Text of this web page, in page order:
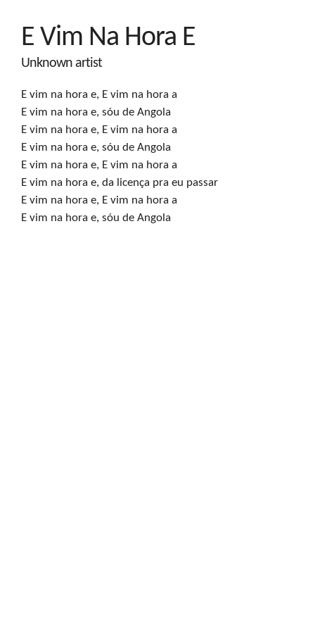
E Vim Na Hora E
Unknown artist
E vim na hora e, E vim na hora a
E vim na hora e, sóu de Angola
E vim na hora e, E vim na hora a
E vim na hora e, sóu de Angola
E vim na hora e, E vim na hora a
E vim na hora e, da licença pra eu passar
E vim na hora e, E vim na hora a
E vim na hora e, sóu de Angola